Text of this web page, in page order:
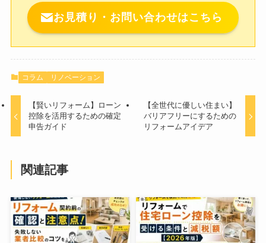
お見積り・お問い合わせはこちら
コラム リノベーション
【賢いリフォーム】ローン
控除を活用するための確定
申告ガイド
【全世代に優しい住まい】
バリアフリーにするための
リフォームアイデア
関連記事